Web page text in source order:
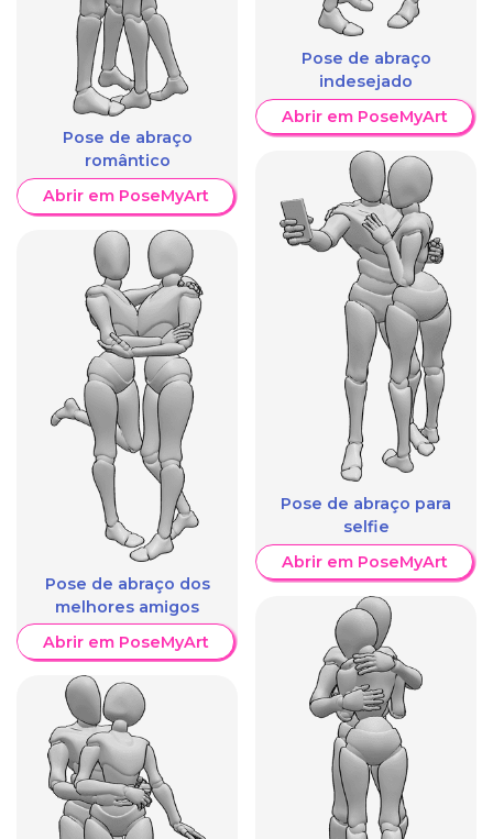
Pose de abraço
romântico
Abrir em PoseMyArt
Pose de abraço dos
melhores amigos
Abrir em PoseMyArt
Pose de abraço
indesejado
Abrir em PoseMyArt
Pose de abraço para
selfie
Abrir em PoseMyArt